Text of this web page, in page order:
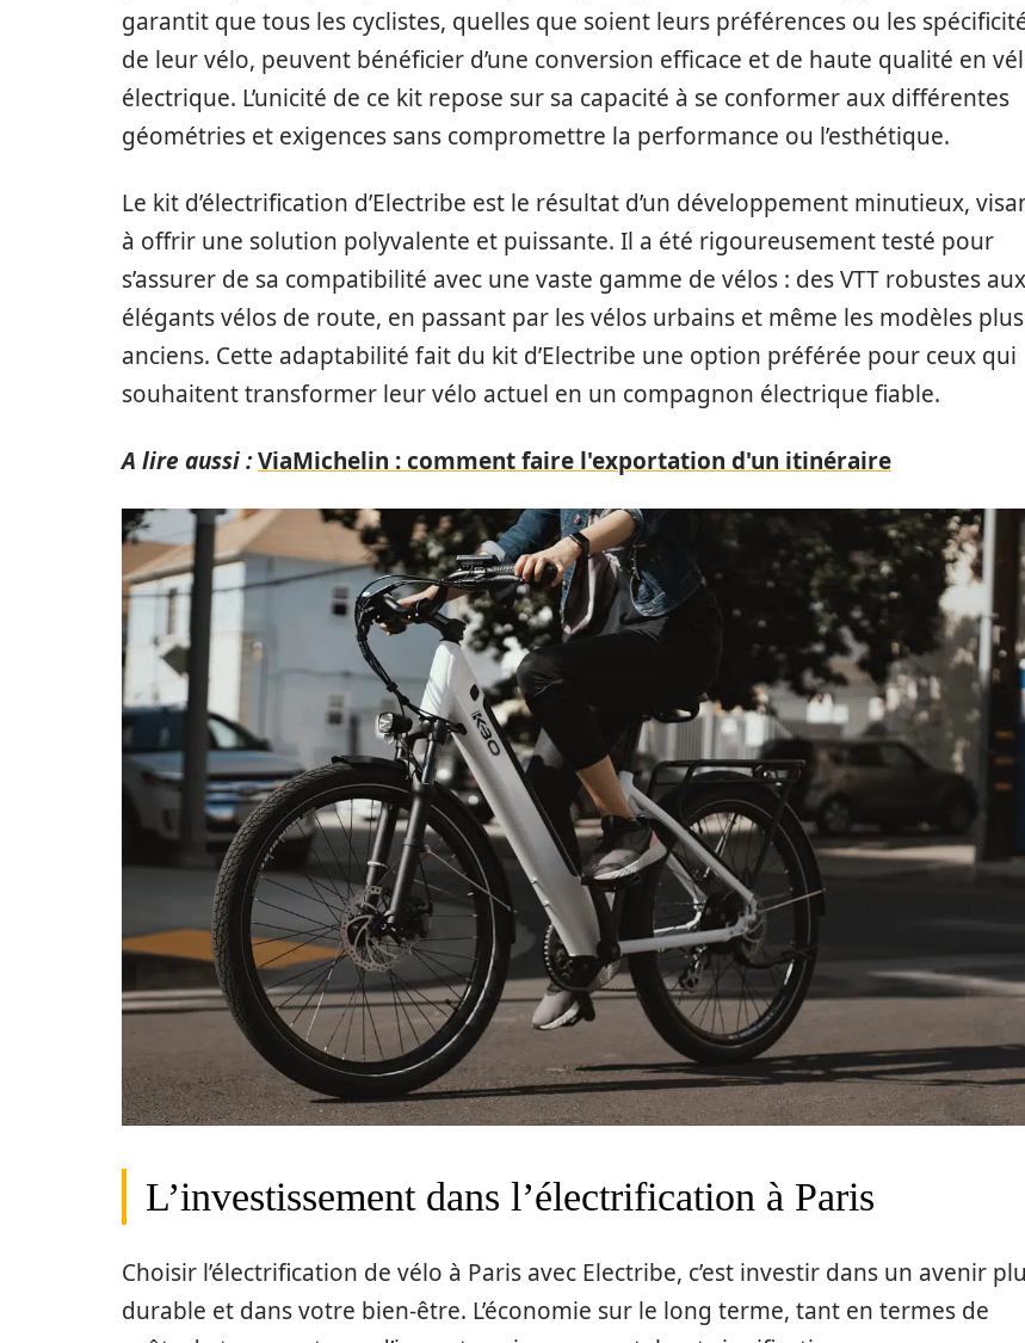
garantit que tous les cyclistes, quelles que soient leurs préférences ou les
de leur vélo, peuvent bénéficier d’une conversion efficace et de haute qualité en
électrique. L’unicité de ce kit repose sur sa capacité à se conformer aux différentes
géométries et exigences sans compromettre la performance ou l’esthétique.
Le kit d’électrification d’Electribe est le résultat d’un développement minutieux,
à offrir une solution polyvalente et puissante. Il a été rigoureusement testé pour
s’assurer de sa compatibilité avec une vaste gamme de vélos : des VTT robustes aux
élégants vélos de route, en passant par les vélos urbains et même les modèles plus
anciens. Cette adaptabilité fait du kit d’Electribe une option préférée pour ceux qui
souhaitent transformer leur vélo actuel en un compagnon électrique fiable.
A lire aussi :ViaMichelin : comment faire l'exportation d'un itinéraire
L’investissement dans l’électrification à Paris
Choisir l’électrification de vélo à Paris avec Electribe, c’est investir dans un avenir
durable et dans votre bien-être. L’économie sur le long terme, tant en termes de